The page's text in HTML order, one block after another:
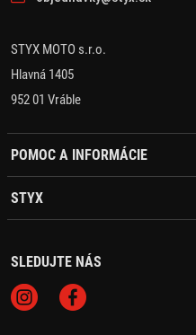
STYX MOTO s.r.o.
Hlavná 1405
952 01 Vráble
POMOC A INFORMÁCIE
STYX
SLEDUJTE NÁS